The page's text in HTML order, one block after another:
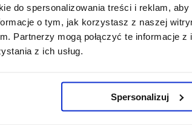
do spersonalizowania treści i reklam,
o tym, jak korzystasz z naszej
Partnerzy mogą połączyć te informacje
z ich usług.
Spersonalizuj
zobacz więcej